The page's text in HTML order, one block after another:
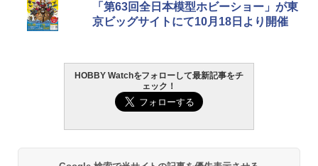
「第63回全日本模型ホビーショー」が東
京ビッグサイトにて10月18日より開催
HOBBY Watchをフォローして最新記事をチ
ェック！